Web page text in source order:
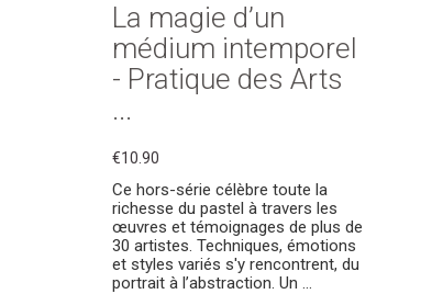
La magie d’un
médium intemporel
- Pratique des Arts
...
€10.90
Ce hors-série célèbre toute la
richesse du pastel à travers les
œuvres et témoignages de plus de
30 artistes. Techniques, émotions
et styles variés s'y rencontrent, du
portrait à l’abstraction. Un ...